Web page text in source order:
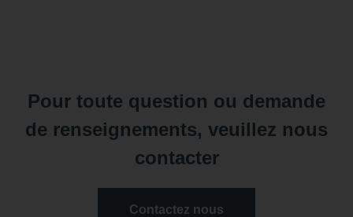
Pour toute question ou demande
de renseignements, veuillez nous
contacter
Contactez nous